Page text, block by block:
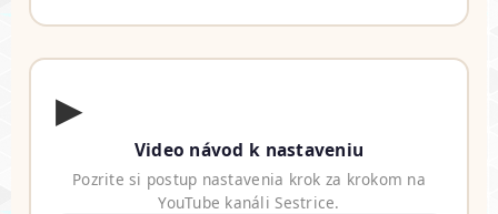
▶
Video návod k nastaveniu
Pozrite si postup nastavenia krok za krokom na
YouTube kanáli Sestrice.